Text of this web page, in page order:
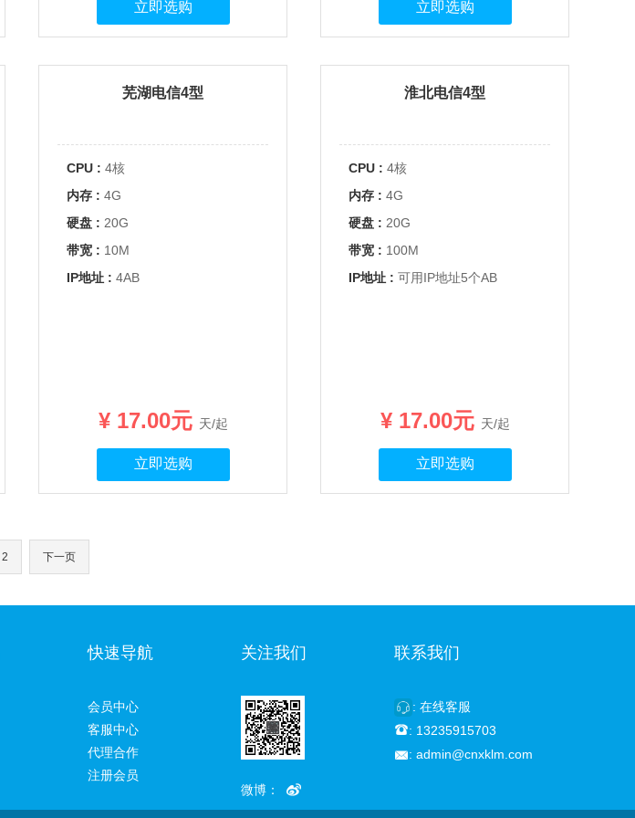
立即选购 立即选购
芜湖电信4型
CPU : 4核
内存 : 4G
硬盘 : 20G
带宽 : 10M
IP地址 : 4AB
¥ 17.00元 天/起
立即选购
淮北电信4型
CPU : 4核
内存 : 4G
硬盘 : 20G
带宽 : 100M
IP地址 : 可用IP地址5个AB
¥ 17.00元 天/起
立即选购
2 下一页
快速导航
会员中心
客服中心
代理合作
注册会员
关注我们
微博： 
联系我们
: 在线客服
: 13235915703
: admin@cnxklm.com